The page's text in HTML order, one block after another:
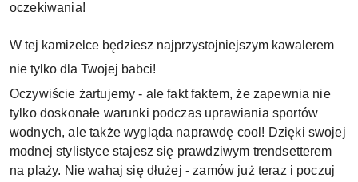
oczekiwania!
W tej kamizelce będziesz najprzystojniejszym kawalerem
nie tylko dla Twojej babci!
Oczywiście żartujemy - ale fakt faktem, że zapewnia nie
tylko doskonałe warunki podczas uprawiania sportów
wodnych, ale także wygląda naprawdę cool! Dzięki swojej
modnej stylistyce stajesz się prawdziwym trendsetterem
na plaży. Nie wahaj się dłużej - zamów już teraz i poczuj